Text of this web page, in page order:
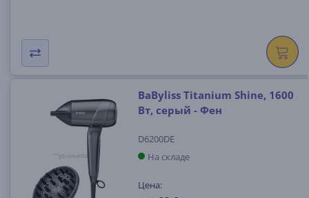
BaByliss Titanium Shine, 1600
Вт, серый - Фен
D6200DE
На складе
Цена: